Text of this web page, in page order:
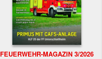
FEUERWEHR-MAGAZIN 3/2026